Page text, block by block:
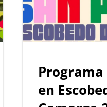
Programa
en